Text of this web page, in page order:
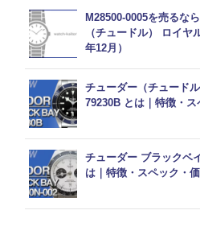
M28500-0005を売るな
（チュードル） ロイヤ
年12月）
チューダー（チュード
79230B とは｜特徴・
チューダー ブラックベ
は｜特徴・スペック・